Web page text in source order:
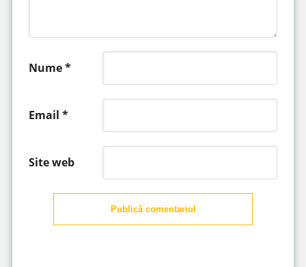
Nume*
Email *
Site web
Publică comentariul